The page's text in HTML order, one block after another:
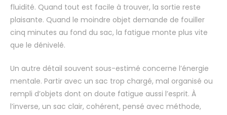
fluidité. Quand tout est facile à trouver, la sortie reste
plaisante. Quand le moindre objet demande de fouiller
cinq minutes au fond du sac, la fatigue monte plus vite
que le dénivelé.
Un autre détail souvent sous-estimé concerne l’énergie
mentale. Partir avec un sac trop chargé, mal organisé ou
rempli d’objets dont on doute fatigue aussi l’esprit. À
l’inverse, un sac clair, cohérent, pensé avec méthode,